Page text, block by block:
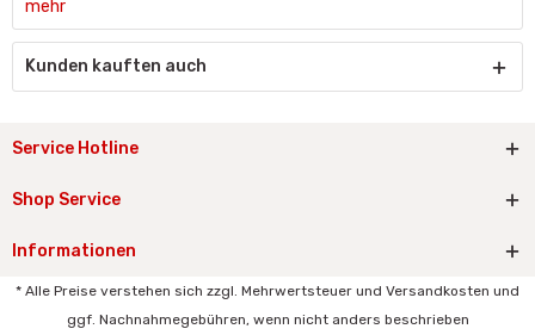
mehr
Kunden kauften auch
Service Hotline
Shop Service
Informationen
* Alle Preise verstehen sich zzgl. Mehrwertsteuer und Versandkosten und
ggf. Nachnahmegebühren, wenn nicht anders beschrieben